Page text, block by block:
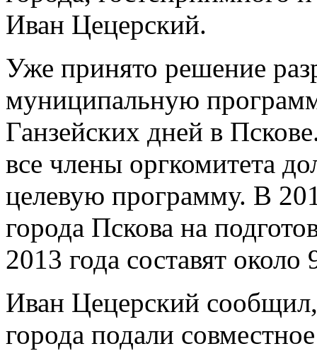
Иван Цецерский.
Уже принято решение
муниципальную
Ганзейских дней в
все члены оргкомитета
целевую программу. В
города Пскова на
2013 года составят
Иван Цецерский
города подали